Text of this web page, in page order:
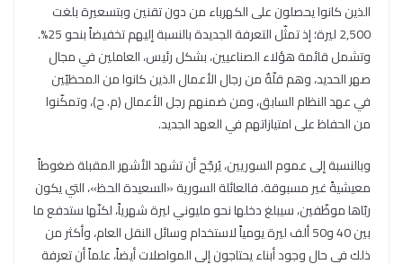
الذين كانوا يحصلون على الكهرباء من دون تقنين وبتسعيرة بلغت
2,500 ليرة؛ إذ تمثّل التعرفة الجديدة بالنسبة إليهم تخفيضاً بنحو 25%.
وتشمل قائمة هؤلاء الصناعيين، بشكل رئيس، العاملين في مجال
صهر الحديد، وهم قلّةٌ من رجال الأعمال الذين كانوا من المحظيّين
في عهد النظام السابق، ومن ضمنهم رجل الأعمال (م. ح)، وتمكّنوا
من الحفاظ على امتيازاتهم في العهد الجديد.
وبالنسبة إلى عموم السوريين، يُرجّح أن تشهد الأشهر المقبلة ضغوطاً
معيشيةً غير مسبوقة. فالعائلة السورية «السعيدة الحظ»، التي يكون
ربّاها موظّفين، سيبلغ دخلها نحو مليوني ليرة شهرياً، لكنّها ستدفع ما
بين 40 و50 ألف ليرة يومياً لاستخدام وسائل النقل العام، وأكثر من
ذلك في حال وجود أبناء يحتاجون إلى المواصلات أيضاً، علماً أن تعرفة